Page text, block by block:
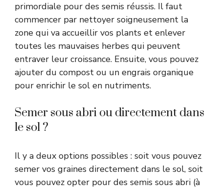
primordiale pour des semis réussis. Il faut
commencer par nettoyer soigneusement la
zone qui va accueillir vos plants et enlever
toutes les mauvaises herbes qui peuvent
entraver leur croissance. Ensuite, vous pouvez
ajouter du compost ou un engrais organique
pour enrichir le sol en nutriments.
Semer sous abri ou directement dans
le sol ?
Il y a deux options possibles : soit vous pouvez
semer vos graines directement dans le sol, soit
vous pouvez opter pour des semis sous abri (à